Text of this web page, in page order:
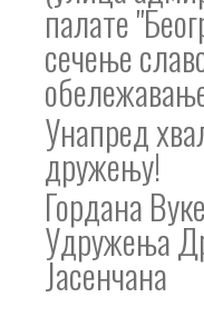
палате
сечење
Унапред
дружењу!
Гордана
Удружења
Јасенчана